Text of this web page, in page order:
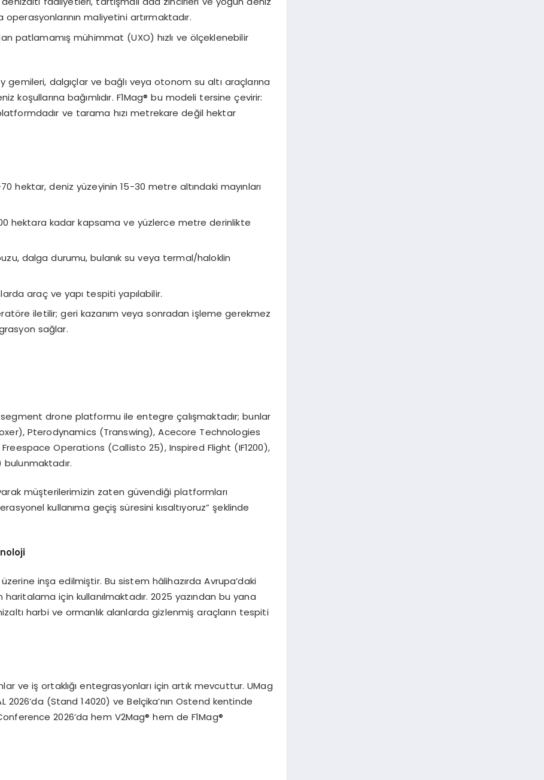
maliyetini artırmaktadır.
patlamamış mühimmat (UXO) hızlı ve ölçeklenebilir
gemileri, dalgıçlar ve bağlı veya otonom su altı araçlarına
koşullarına bağımlıdır. F1Mag® bu modeli tersine çevirir:
ve tarama hızı metrekare değil hektar
hektar, deniz yüzeyinin 15-30 metre altındaki mayınları
hektara kadar kapsama ve yüzlerce metre derinlikte
dalga durumu, bulanık su veya termal/haloklin
araç ve yapı tespiti yapılabilir.
iletilir; geri kazanım veya sonradan işleme gerekmez
sağlar.
segment drone platformu ile entegre çalışmaktadır; bunlar
Pterodynamics (Transwing), Acecore Technologies
Operations (Callisto 25), Inspired Flight (IF1200),
müşterilerimizin zaten güvendiği platformları
kullanıma geçiş süresini kısaltıyoruz” şeklinde
inşa edilmiştir. Bu sistem hâlihazırda Avrupa’daki
haritalama için kullanılmaktadır. 2025 yazından bu yana
harbi ve ormanlık alanlarda gizlenmiş araçların tespiti
ve iş ortaklığı entegrasyonları için artık mevcuttur. UMag
2026’da (Stand 14020) ve Belçika’nın Ostend kentinde
2026’da hem V2Mag® hem de F1Mag®